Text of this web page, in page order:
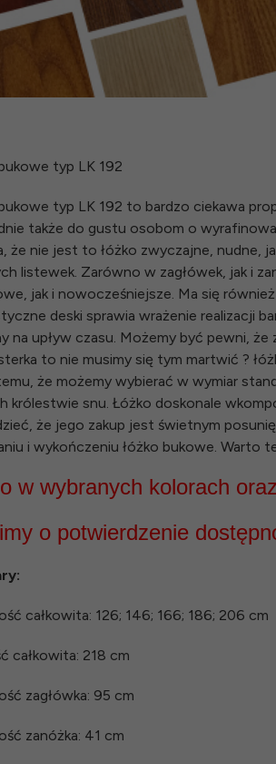
typ LK 192
typ LK 192 to bardzo ciekawa
także do gustu osobom o
że nie jest to łóżko zwyczajne, nudne,
listewek. Zarówno w zagłówek, jak i
jak i nowocześniejsze. Ma się
deski sprawia wrażenie realizacji
na upływ czasu. Możemy być pewni,
to nie musimy się tym martwić ?
że możemy wybierać w wymiar
królestwie snu. Łóżko doskonale
że jego zakup jest świetnym
i wykończeniu łóżko bukowe. Warto
w wybranych kolorach
o potwierdzenie
całkowita: 126; 146; 166; 186; 206 cm
całkowita: 218 cm
zagłówka: 95 cm
zanóżka: 41 cm